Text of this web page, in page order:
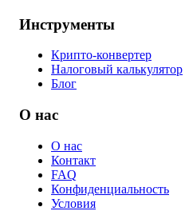
Инструменты
Крипто-конвертер
Налоговый калькулятор
Блог
О нас
О нас
Контакт
FAQ
Конфиденциальность
Условия